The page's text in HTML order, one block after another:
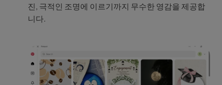
진, 극적인 조명에 이르기까지 무수한 영감을 제공합
니다.